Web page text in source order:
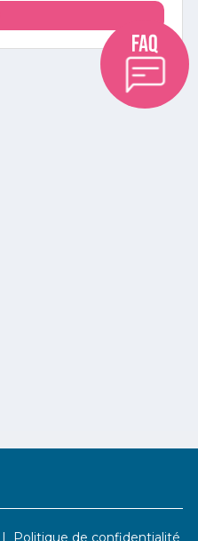
Politique de confidentialité